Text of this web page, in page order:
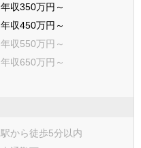
年収350万円～
年収450万円～
年収550万円～
年収650万円～
駅から徒歩5分以内